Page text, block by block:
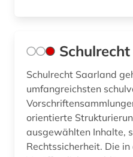
Schulrecht Saarland
umfangreichsten
orientierte
ausgewählten Inhalte,
Rechtssicherheit. Die